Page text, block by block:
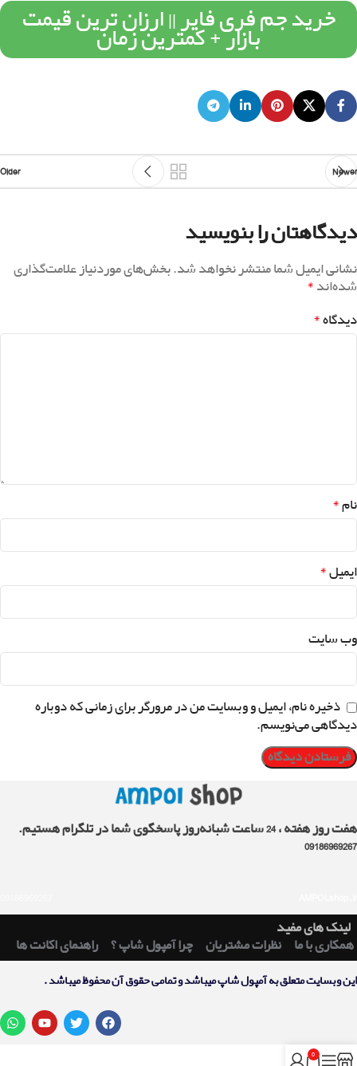
خرید جم فری فایر || ارزان ترین قیمت
بازار + کمترین زمان
Newer
Older
دیدگاهتان را بنویسید
نشانی ایمیل شما منتشر نخواهد شد.بخش‌های موردنیاز علامت‌گذاری
شده‌اند*
دیدگاه*
نام*
ایمیل*
وب‌ سایت
ذخیره نام، ایمیل و وبسایت من در مرورگر برای زمانی که دوباره
دیدگاهی می‌نویسم.
هفت روز هفته ، 24 ساعت شبانه‌روز پاسخگوی شما در تلگرام هستیم.
09186969267
لینک های مفید
همکاری با ما
نظرات مشتریان چرا آمپول شاپ ؟ راهنمای اکانت ها
اين وبسايت متعلق به آمپول شاپ ميباشد و تمامی حقوق آن محفوظ ميباشد .
0